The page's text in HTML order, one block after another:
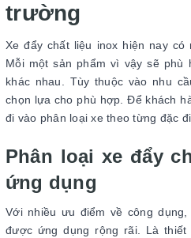
trường
Xe đẩy chất liệu inox hiện nay có
Mỗi một sản phẩm vì vậy sẽ phù
khác nhau. Tùy thuộc vào nhu
chọn lựa cho phù hợp. Để khách
đi vào phân loại xe theo từng đặc
Phân loại xe đẩy
ứng dụng
Với nhiều ưu điểm về công
được ứng dụng rộng rãi. Là